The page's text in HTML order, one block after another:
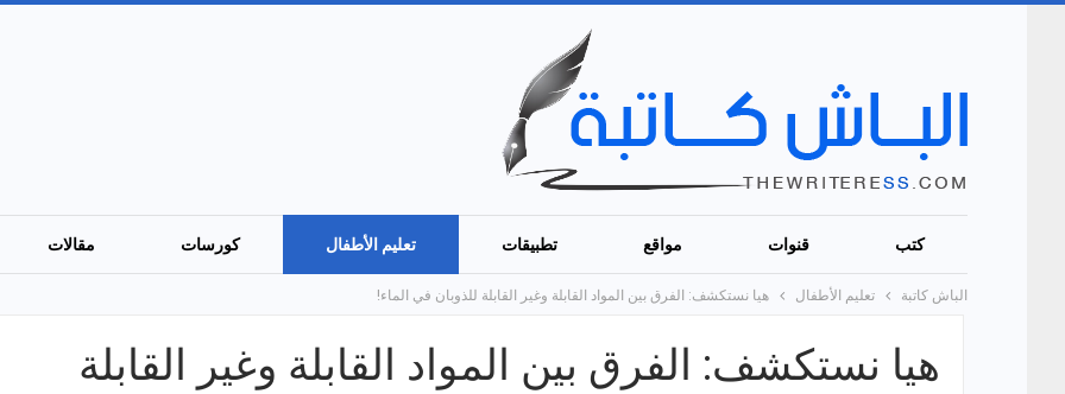
كتب قنوات مواقع تطبيقات تعليم الأطفال كورسات مقالات
الباش كاتبة تعليم الأطفال هيا نستكشف: الفرق بين المواد القابلة وغير القابلة للذوبان في الماء!
هيا نستكشف: الفرق بين المواد القابلة وغير القابلة